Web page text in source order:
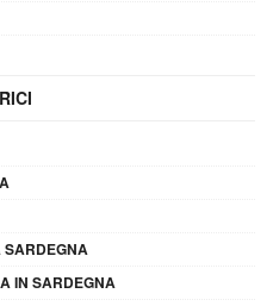
SARDEGNA
IN SARDEGNA